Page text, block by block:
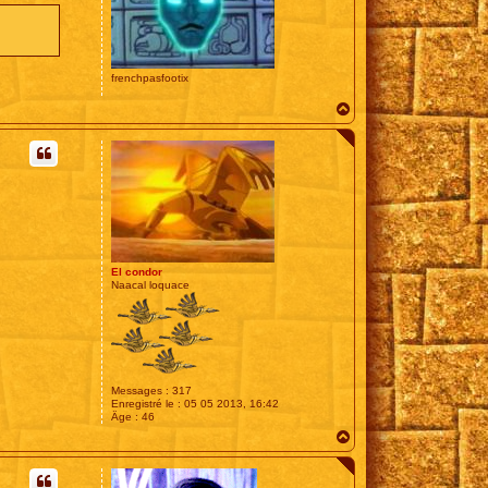
frenchpasfootix
a
u
El condor
Naacal loquace
Messages : 317
Enregistré le : 05 05 2013, 16:42
Âge : 46
a
u